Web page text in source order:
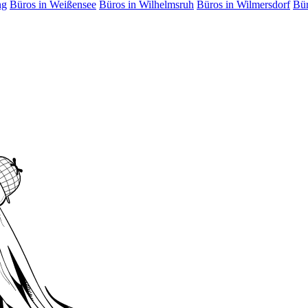
Büros in Weißensee Büros in Wilhelmsruh Büros in Wilmersdorf